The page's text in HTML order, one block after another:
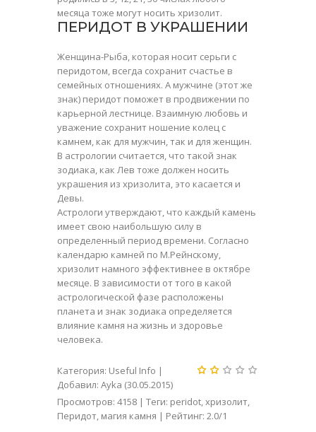
месяца тоже могут носить хризолит.
ПЕРИДОТ В УКРАШЕНИИ
Женщина-Рыба, которая носит серьги с
перидотом, всегда сохранит счастье в
семейных отношениях. А мужчине (этот же
знак) перидот поможет в продвижении по
карьерной лестнице. Взаимную любовь и
уважение сохранит ношение колец с
камнем, как для мужчин, так и для женщин.
В астрологии считается, что такой знак
зодиака, как Лев тоже должен носить
украшения из хризолита, это касается и
Девы.
Астрологи утверждают, что каждый камень
имеет свою наибольшую силу в
определенный период времени. Согласно
календарю камней по М.Рейнскому,
хризолит намного эффективнее в октябре
месяце. В зависимости от того в какой
астрологической фазе расположены
планета и знак зодиака определяется
влияние камня на жизнь и здоровье
человека.
Категория: Useful Info |
Добавил: Ayka (30.05.2015)
Просмотров: 4158 | Теги: peridot,хризолит,
Перидот, магия камня | Рейтинг: 2.0/1